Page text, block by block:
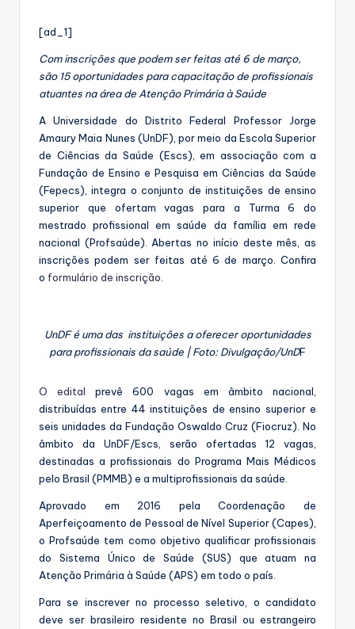
[ad_1]
Com inscrições que podem ser feitas até 6 de março,
são 15 oportunidades para capacitação de profissionais
atuantes na área de Atenção Primária à Saúde
A Universidade do Distrito Federal Professor Jorge
Amaury Maia Nunes (UnDF), por meio da Escola Superior
de Ciências da Saúde (Escs), em associação com a
Fundação de Ensino e Pesquisa em Ciências da Saúde
(Fepecs), integra o conjunto de instituições de ensino
superior que ofertam vagas para a Turma 6 do
mestrado profissional em saúde da família em rede
nacional (Profsaúde). Abertas no início deste mês, as
inscrições podem ser feitas até 6 de março. Confira
o formulário de inscrição.
UnDF é uma das instituições a oferecer oportunidades
para profissionais da saúde | Foto: Divulgação/UnDF
O edital prevê 600 vagas em âmbito nacional,
distribuídas entre 44 instituições de ensino superior e
seis unidades da Fundação Oswaldo Cruz (Fiocruz). No
âmbito da UnDF/Escs, serão ofertadas 12 vagas,
destinadas a profissionais do Programa Mais Médicos
pelo Brasil (PMMB) e a multiprofissionais da saúde.
Aprovado em 2016 pela Coordenação de
Aperfeiçoamento de Pessoal de Nível Superior (Capes),
o Profsaúde tem como objetivo qualificar profissionais
do Sistema Único de Saúde (SUS) que atuam na
Atenção Primária à Saúde (APS) em todo o país.
Para se inscrever no processo seletivo, o candidato
deve ser brasileiro residente no Brasil ou estrangeiro